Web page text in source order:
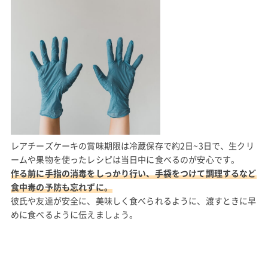
レアチーズケーキの賞味期限は冷蔵保存で約2日~3日で、生クリ
ームや果物を使ったレシピは当日中に食べるのが安心です。
作る前に手指の消毒をしっかり行い、手袋をつけて調理するなど
食中毒の予防も忘れずに。
彼氏や友達が安全に、美味しく食べられるように、渡すときに早
めに食べるように伝えましょう。